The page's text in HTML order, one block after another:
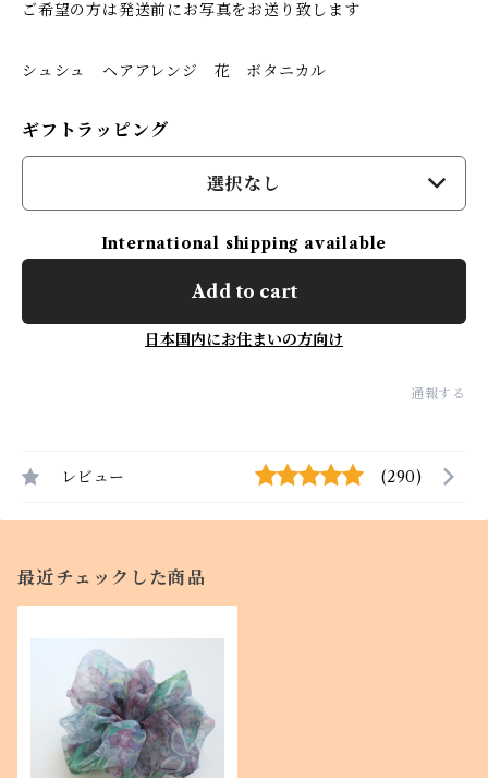
ご希望の方は発送前にお写真をお送り致します
シュシュ ヘアアレンジ 花 ボタニカル
ギフトラッピング
選択なし
International shipping available
Add to cart
日本国内にお住まいの方向け
通報する
レビュー (290)
最近チェックした商品